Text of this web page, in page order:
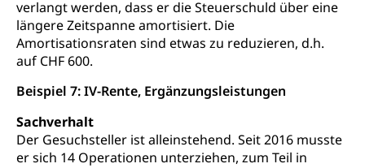
verlangt werden, dass er die Steuerschuld über eine
längere Zeitspanne amortisiert. Die
Amortisationsraten sind etwas zu reduzieren, d.h.
auf CHF 600.
Beispiel 7: IV-Rente, Ergänzungsleistungen
Sachverhalt
Der Gesuchsteller ist alleinstehend. Seit 2016 musste
er sich 14 Operationen unterziehen, zum Teil in